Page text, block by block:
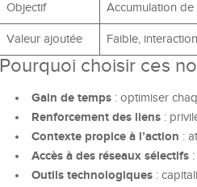
Objectif Accumulation de
Valeur ajoutée Faible,
Pourquoi choisir ces
Gain de temps : optimiser
Renforcement des liens :
Contexte propice à l’action :
Accès à des réseaux sélectifs
Outils technologiques :